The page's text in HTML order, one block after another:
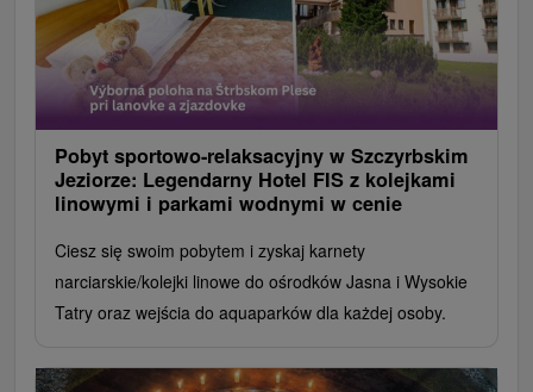
Pobyt sportowo-relaksacyjny w Szczyrbskim
Jeziorze: Legendarny Hotel FIS z kolejkami
linowymi i parkami wodnymi w cenie
Ciesz się swoim pobytem i zyskaj karnety
narciarskie/kolejki linowe do ośrodków Jasna i Wysokie
Tatry oraz wejścia do aquaparków dla każdej osoby.